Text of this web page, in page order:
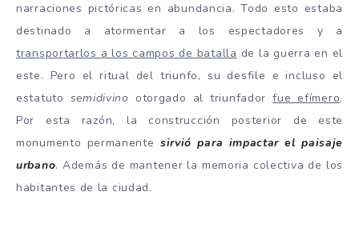
narraciones pictóricas en abundancia. Todo esto estaba
destinado a atormentar a los espectadores y a
transportarlos a los campos de batalla de la guerra en el
este. Pero el ritual del triunfo, su desfile e incluso el
estatuto semidivino otorgado al triunfadorfue efímero.
Por esta razón, la construcción posterior de este
monumento permanente sirvió para impactar el paisaje
urbano. Además de mantener la memoria colectiva de los
habitantes de la ciudad.